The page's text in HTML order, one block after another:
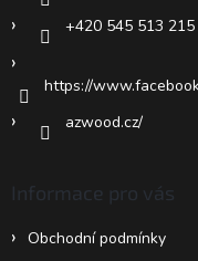
+420 545 513 215
https://
azwood.cz/
Informace pro vás
Obchodní podmínky